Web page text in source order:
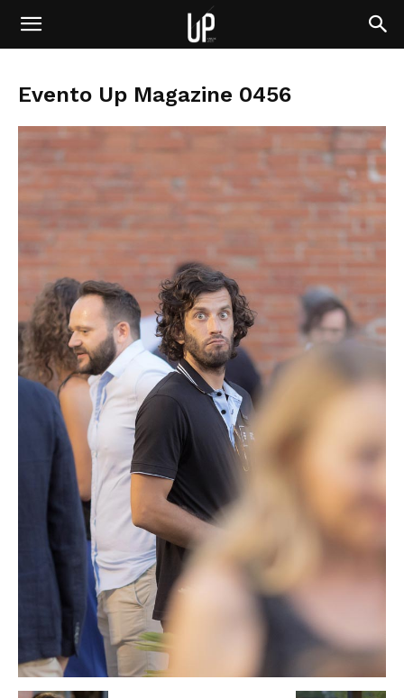
Evento Up Magazine 0456